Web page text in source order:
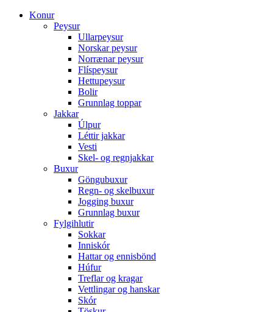
Konur
Peysur
Ullarpeysur
Norskar peysur
Norrænar peysur
Flíspeysur
Hettupeysur
Bolir
Grunnlag toppar
Jakkar
Úlpur
Léttir jakkar
Vesti
Skel- og regnjakkar
Buxur
Göngubuxur
Regn- og skelbuxur
Jogging buxur
Grunnlag buxur
Fylgihlutir
Sokkar
Inniskór
Hattar og ennisbönd
Húfur
Treflar og kragar
Vettlingar og hanskar
Skór